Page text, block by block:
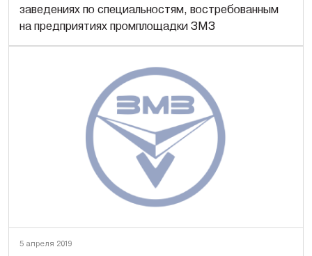
заведениях по специальностям, востребованным
на предприятиях промплощадки ЗМЗ
5 апреля 2019